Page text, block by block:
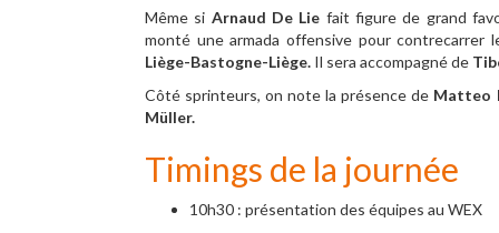
Même si Arnaud De Lie fait figure de grand
monté une armada offensive pour contrecarrer
Liège-Bastogne-Liège. Il sera accompagné de
Côté sprinteurs, on note la présence de Matteo
Müller.
Timings de la journée
10h30 : présentation des équipes au WEX